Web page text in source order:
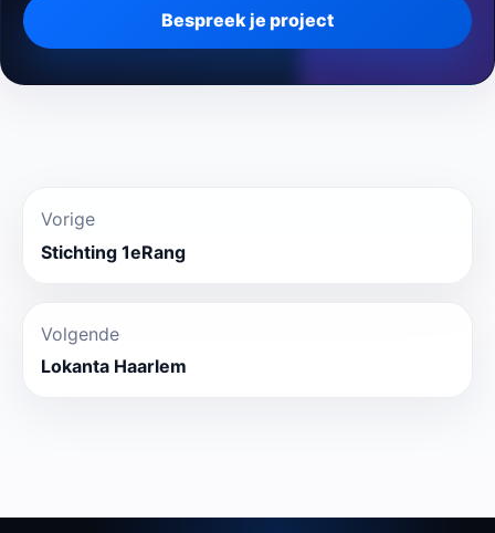
Bespreek je project
Vorige
Stichting 1eRang
Volgende
Lokanta Haarlem